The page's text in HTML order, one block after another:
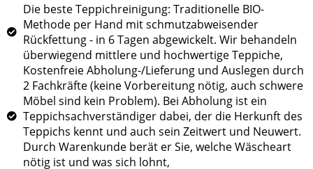
Die beste Teppichreinigung: Traditionelle BIO-
Methode per Hand mit schmutzabweisender
Rückfettung - in 6 Tagen abgewickelt. Wir behandeln
überwiegend mittlere und hochwertige Teppiche,
Kostenfreie Abholung-/Lieferung und Auslegen durch
2 Fachkräfte (keine Vorbereitung nötig, auch schwere
Möbel sind kein Problem). Bei Abholung ist ein
Teppichsachverständiger dabei, der die Herkunft des
Teppichs kennt und auch sein Zeitwert und Neuwert.
Durch Warenkunde berät er Sie, welche Wäscheart
nötig ist und was sich lohnt,